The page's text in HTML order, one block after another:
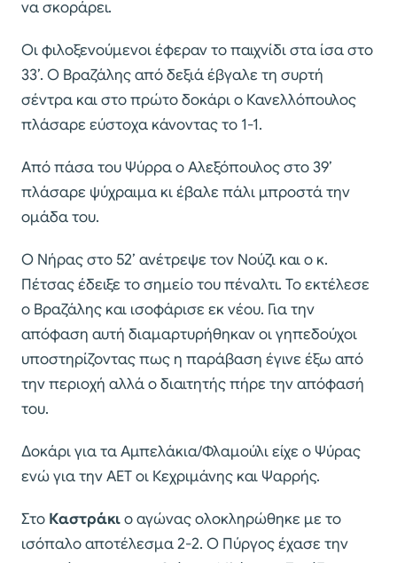
να σκοράρει.
Οι φιλοξενούμενοι έφεραν το παιχνίδι στα ίσα στο
33’. Ο Βραζάλης από δεξιά έβγαλε τη συρτή
σέντρα και στο πρώτο δοκάρι ο Κανελλόπουλος
πλάσαρε εύστοχα κάνοντας το 1-1.
Από πάσα του Ψύρρα ο Αλεξόπουλος στο 39’
πλάσαρε ψύχραιμα κι έβαλε πάλι μπροστά την
ομάδα του.
Ο Νήρας στο 52’ ανέτρεψε τον Νούζι και ο κ.
Πέτσας έδειξε το σημείο του πέναλτι. Το εκτέλεσε
ο Βραζάλης και ισοφάρισε εκ νέου. Για την
απόφαση αυτή διαμαρτυρήθηκαν οι γηπεδούχοι
υποστηρίζοντας πως η παράβαση έγινε έξω από
την περιοχή αλλά ο διαιτητής πήρε την απόφασή
του.
Δοκάρι για τα Αμπελάκια/Φλαμούλι είχε ο Ψύρας
ενώ για την ΑΕΤ οι Κεχριμάνης και Ψαρρής.
Στο Καστράκιο αγώνας ολοκληρώθηκε με το
ισόπαλο αποτέλεσμα 2-2. Ο Πύργος έχασε την